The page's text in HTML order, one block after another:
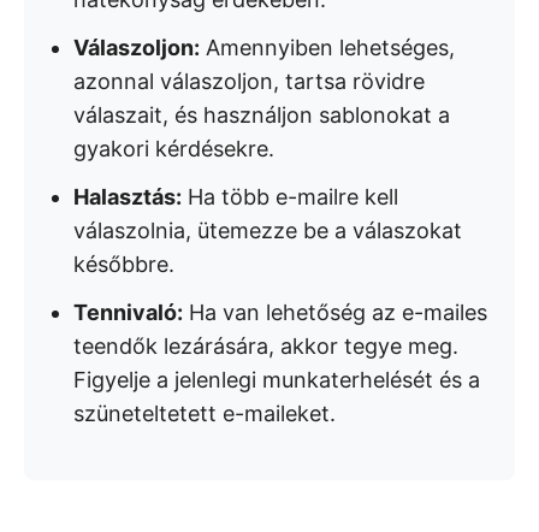
Válaszoljon: Amennyiben lehetséges,
azonnal válaszoljon, tartsa rövidre
válaszait, és használjon sablonokat a
gyakori kérdésekre.
Halasztás: Ha több e-mailre kell
válaszolnia, ütemezze be a válaszokat
későbbre.
Tennivaló: Ha van lehetőség az e-mailes
teendők lezárására, akkor tegye meg.
Figyelje a jelenlegi munkaterhelését és a
szüneteltetett e-maileket.